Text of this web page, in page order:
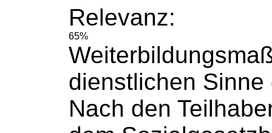
Relevanz:
65%
dienstlichen
Nach den